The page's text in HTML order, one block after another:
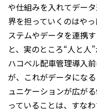
や仕組みを入れてデー
界を担っていくのはや
ステムやデータを連携
と、実のところ“人と人
ハコベル配車管理導入
が、これがデータにな
ュニケーションが広が
っていることは、すな